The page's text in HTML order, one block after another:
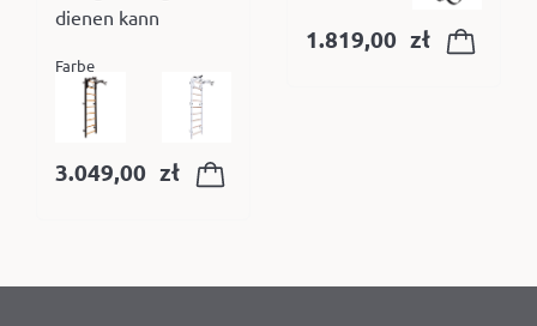
dienen kann
Farbe
3.049,00 zł
1.819,00 zł